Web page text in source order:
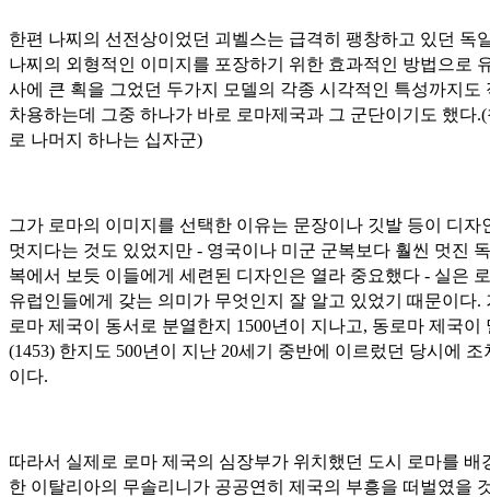
한편 나찌의 선전상이었던 괴벨스는 급격히 팽창하고 있던 독
나찌의 외형적인 이미지를 포장하기 위한 효과적인 방법으로
사에 큰 획을 그었던 두가지 모델의 각종 시각적인 특성까지도
차용하는데 그중 하나가 바로 로마제국과 그 군단이기도 했다
로 나머지 하나는 십자군)
그가 로마의 이미지를 선택한 이유는 문장이나 깃발 등이 디자
멋지다는 것도 있었지만 - 영국이나 미군 군복보다 훨씬 멋진
복에서 보듯 이들에게 세련된 디자인은 열라 중요했다 - 실은
유럽인들에게 갖는 의미가 무엇인지 잘 알고 있었기 때문이다.
로마 제국이 동서로 분열한지 1500년이 지나고, 동로마 제국이
(1453) 한지도 500년이 지난 20세기 중반에 이르렀던 당시에 조
이다.
따라서 실제로 로마 제국의 심장부가 위치했던 도시 로마를 배
한 이탈리아의 무솔리니가 공공연히 제국의 부흥을 떠벌였을